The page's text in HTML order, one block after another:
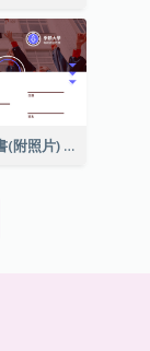
簡約畢業證書(附照片)